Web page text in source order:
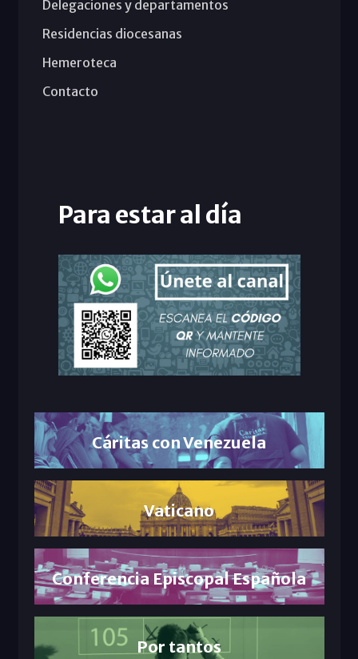
Delegaciones y departamentos
Residencias diocesanas
Hemeroteca
Contacto
Para estar al día
Cáritas con Venezuela
Vaticano
Conferencia Episcopal Española
Por tantos